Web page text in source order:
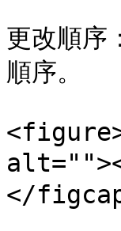
更改順序
順序。